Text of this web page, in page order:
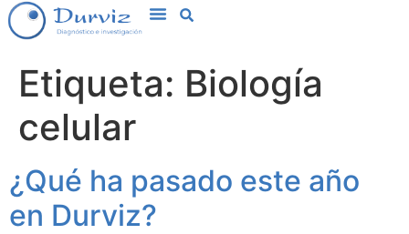
Etiqueta: Biología
celular
¿Qué ha pasado este año
en Durviz?